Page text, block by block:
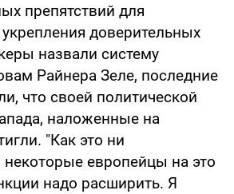
препятствий для
доверительных
назвали систему
Райнера Зеле, последние
что своей политической
наложенные на
"Как это ни
некоторые европейцы на это
надо расширить. Я